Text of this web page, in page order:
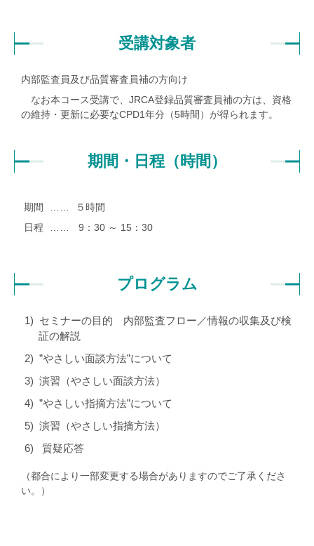
受講対象者
内部監査員及び品質審査員補の方向け
なお本コース受講で、JRCA登録品質審査員補の方は、資格
の維持・更新に必要なCPD1年分（5時間）が得られます。
期間・日程（時間）
期間
５時間
日程
9：30 ～ 15：30
プログラム
セミナーの目的 内部監査フロー／情報の収集及び検
証の解説
”やさしい面談方法”について
演習（やさしい面談方法）
”やさしい指摘方法”について
演習（やさしい指摘方法）
質疑応答
（都合により一部変更する場合がありますのでご了承くださ
い。）